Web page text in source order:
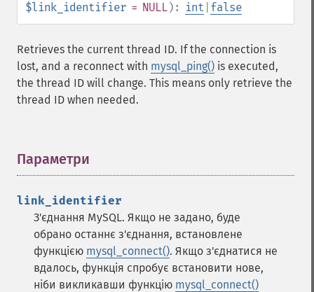
$link_identifier = NULL): int false
Retrieves the current thread ID. If the connection is
lost, and a reconnect with mysql_ping() is executed,
the thread ID will change. This means only retrieve the
thread ID when needed.
Параметри
link_identifier
З'єднання MySQL. Якщо не задано, буде
обрано останнє з'єднання, встановлене
функцією mysql_connect(). Якщо з'єднатися не
вдалось, функція спробує встановити нове,
ніби викликавши функцію mysql_connect()